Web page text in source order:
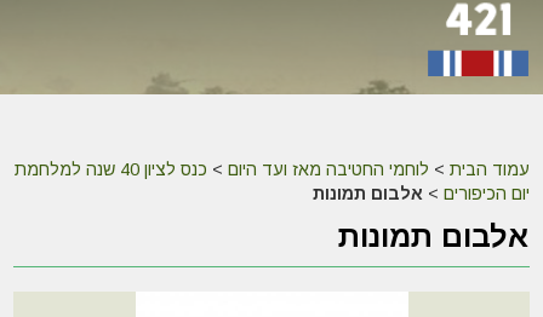
עמוד הבית > לוחמי החטיבה מאז ועד היום >
כנס לציון 40 שנה למלחמת
יום הכיפורים > אלבום תמונות
אלבום תמונות